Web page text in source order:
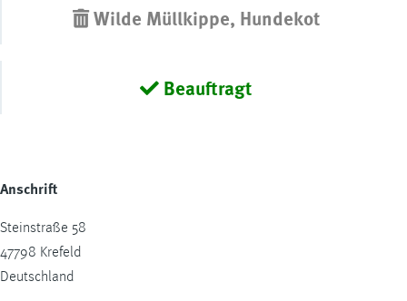
Wilde Müllkippe, Hundekot
Beauftragt
Anschrift
Steinstraße 58
47798 Krefeld
Deutschland